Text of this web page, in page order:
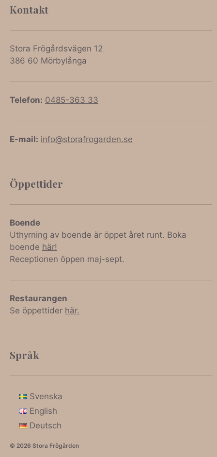
Kontakt
Stora Frögårdsvägen 12
386 60 Mörbylånga
Telefon: 0485-363 33
E-mail: info@storafrogarden.se
Öppettider
Boende
Uthyrning av boende är öppet året runt. Boka
boende här!
Receptionen öppen maj-sept.
Restaurangen
Se öppettider här.
Språk
Svenska
English
Deutsch
© 2026 Stora Frögården